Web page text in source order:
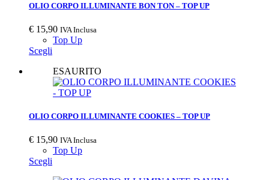
OLIO CORPO ILLUMINANTE BON TON – TOP UP
€ 15,90 IVA Inclusa
Top Up
Scegli
ESAURITO
OLIO CORPO ILLUMINANTE COOKIES – TOP UP
€ 15,90 IVA Inclusa
Top Up
Scegli